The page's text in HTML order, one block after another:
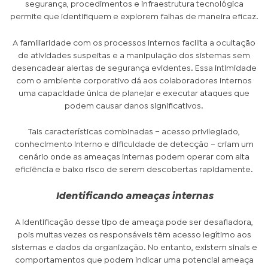
segurança, procedimentos e infraestrutura tecnológica
permite que identifiquem e explorem falhas de maneira eficaz.
A familiaridade com os processos internos facilita a ocultação
de atividades suspeitas e a manipulação dos sistemas sem
desencadear alertas de segurança evidentes. Essa intimidade
com o ambiente corporativo dá aos colaboradores internos
uma capacidade única de planejar e executar ataques que
podem causar danos significativos.
Tais características combinadas – acesso privilegiado,
conhecimento interno e dificuldade de detecção – criam um
cenário onde as ameaças internas podem operar com alta
eficiência e baixo risco de serem descobertas rapidamente.
Identificando ameaças internas
A identificação desse tipo de ameaça pode ser desafiadora,
pois muitas vezes os responsáveis têm acesso legítimo aos
sistemas e dados da organização. No entanto, existem sinais e
comportamentos que podem indicar uma potencial ameaça